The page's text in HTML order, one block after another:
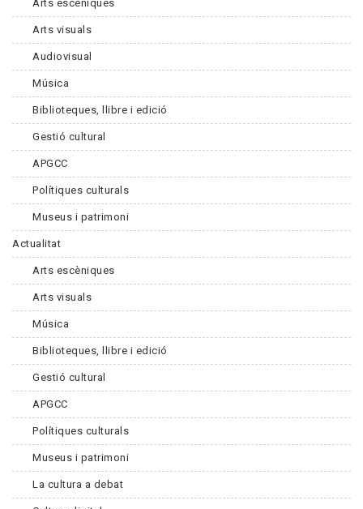
Arts escèniques
Arts visuals
Audiovisual
Música
Biblioteques, llibre i edició
Gestió cultural
APGCC
Polítiques culturals
Museus i patrimoni
Actualitat
Arts escèniques
Arts visuals
Música
Biblioteques, llibre i edició
Gestió cultural
APGCC
Polítiques culturals
Museus i patrimoni
La cultura a debat